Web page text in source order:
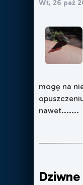
Wt, 26 paź
mogę na
nawet.......